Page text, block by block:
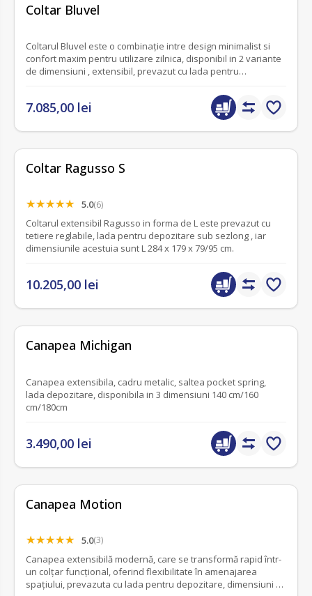
Coltar Bluvel
Coltarul Bluvel este o combinație intre design minimalist si
confort maxim pentru utilizare zilnica, disponibil in 2 variante
de dimensiuni , extensibil, prevazut cu lada pentru
7.085,00 lei
Coltar Ragusso S
5.0(6)
Coltarul extensibil Ragusso in forma de L este prevazut cu
tetiere reglabile, lada pentru depozitare sub sezlong , iar
dimensiunile acestuia sunt L 284 x 179 x 79/95 cm.
10.205,00 lei
Canapea Michigan
Canapea extensibila, cadru metalic, saltea pocket spring,
lada depozitare, disponibila in 3 dimensiuni 140 cm/160
cm/180cm
3.490,00 lei
Canapea Motion
5.0(3)
Canapea extensibilă modernă, care se transformă rapid într-
un colțar funcțional, oferind flexibilitate în amenajarea
spațiului, prevazuta cu lada pentru depozitare, dimensiuni L